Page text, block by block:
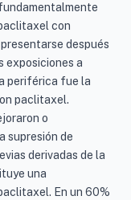
con
después
exposiciones a
periférica fue la
paclitaxel.
o
supresión de
derivadas de la
una
En un 60%